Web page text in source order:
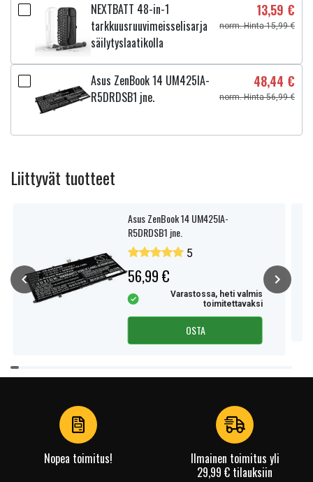
NEXTBATT 48-in-1
tarkkuusruuvimeisselisarja
säilytyslaatikolla
13,59 €
norm. Hinta 15,99 €
Asus ZenBook 14 UM425IA-
R5DRDSB1 jne.
48,44 €
norm. Hinta 56,99 €
Liittyvät tuotteet
Asus ZenBook 14 UM425IA-
R5DRDSB1 jne.
5
56,99 €
Varastossa, heti valmis
toimitettavaksi
OSTA
Item
1
Nopea toimitus!
Ilmainen toimitus yli
29,99 € tilauksiin